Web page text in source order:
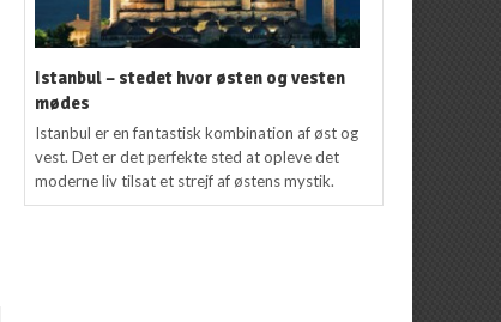
Istanbul – stedet hvor østen og vesten
mødes
Istanbul er en fantastisk kombination af øst og
vest. Det er det perfekte sted at opleve det
moderne liv tilsat et strejf af østens mystik.